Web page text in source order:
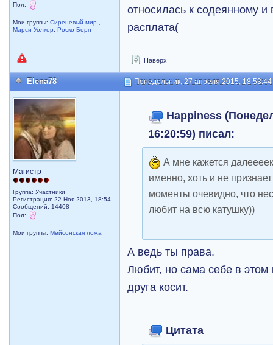
Пол:
Мои группы:Сиреневый мир
Марси Уолкер
,Роско Борн
относилась к содеянному
расплата(
Наверх
Elena78 Понедельник, 27 апреля 2015, 18:53:44
Магистр
Группа: Участники
Регистрация: 22 Ноя 2013, 18:54
Сообщений: 14408
Пол:
Мои группы:Мейсонская ложа
Happiness
16:20:59) писал:
А мне кажется
именно, хоть и не
моменты очевидно, что
любит на всю катушку))
А ведь ты права.
Любит, но сама себе в этом
друга косит.
Цитата